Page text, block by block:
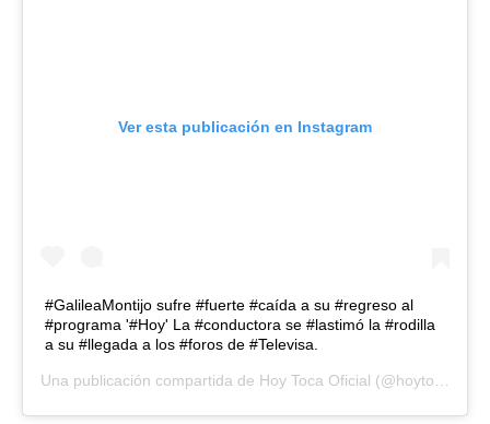
Ver esta publicación en Instagram
#GalileaMontijo sufre #fuerte #caída a su #regreso al
#programa '#Hoy' La #conductora se #lastimó la #rodilla
a su #llegada a los #foros de #Televisa.
Una publicación compartida de Hoy Toca Oficial (@hoytocaoficial) el